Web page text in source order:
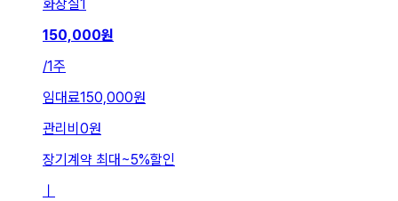
화장실1
150,000원
/1주
임대료150,000원
관리비 0원
장기계약 최대~5%할인
ㅣ